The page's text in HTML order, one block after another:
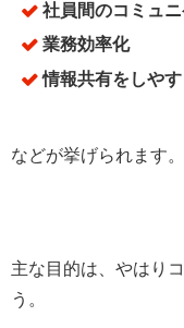
社員間のコミュ
業務効率化
情報共有をしや
などが挙げられます。
主な目的は、やはり
う。